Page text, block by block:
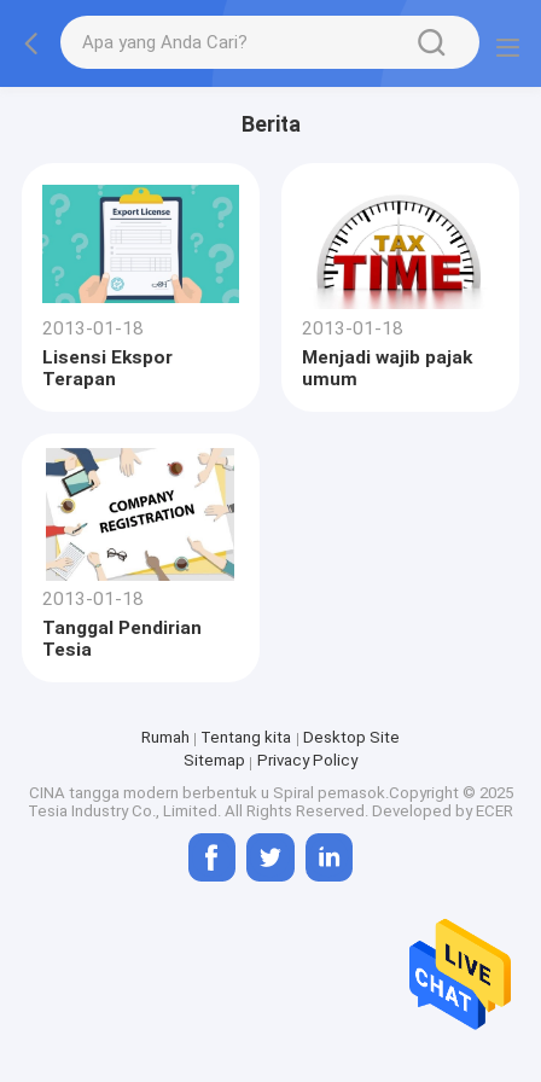
Berita
2013-01-18
Lisensi Ekspor
Terapan
2013-01-18
Menjadi wajib pajak
umum
2013-01-18
Tanggal Pendirian
Tesia
Rumah Tentang kita
Desktop Site
Sitemap
Privacy Policy
CINA tangga modern berbentuk u Spiral pemasok.Copyright © 2025
Tesia Industry Co., Limited. All Rights Reserved. Developed by ECER